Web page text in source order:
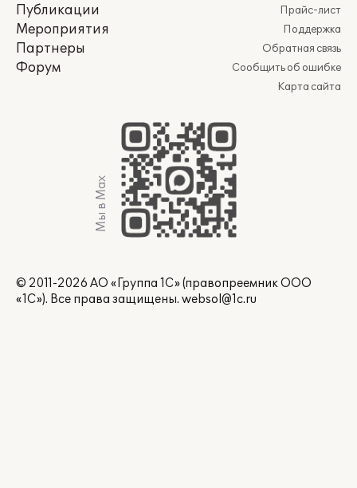
Публикации
Мероприятия
Партнеры
Форум
Прайс-лист
Поддержка
Обратная связь
Сообщить об ошибке
Карта сайта
Мы в Max
© 2011-2026 АО «Группа 1С» (правопреемник ООО
«1С»). Все права защищены. websol@1c.ru